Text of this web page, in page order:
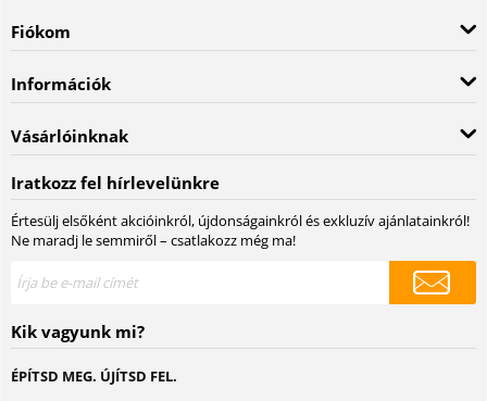
Fiókom
Információk
Vásárlóinknak
Iratkozz fel hírlevelünkre
Értesülj elsőként akcióinkról, újdonságainkról és exkluzív ajánlatainkról!
Ne maradj le semmiről – csatlakozz még ma!
Kik vagyunk mi?
ÉPÍTSD MEG. ÚJÍTSD FEL.